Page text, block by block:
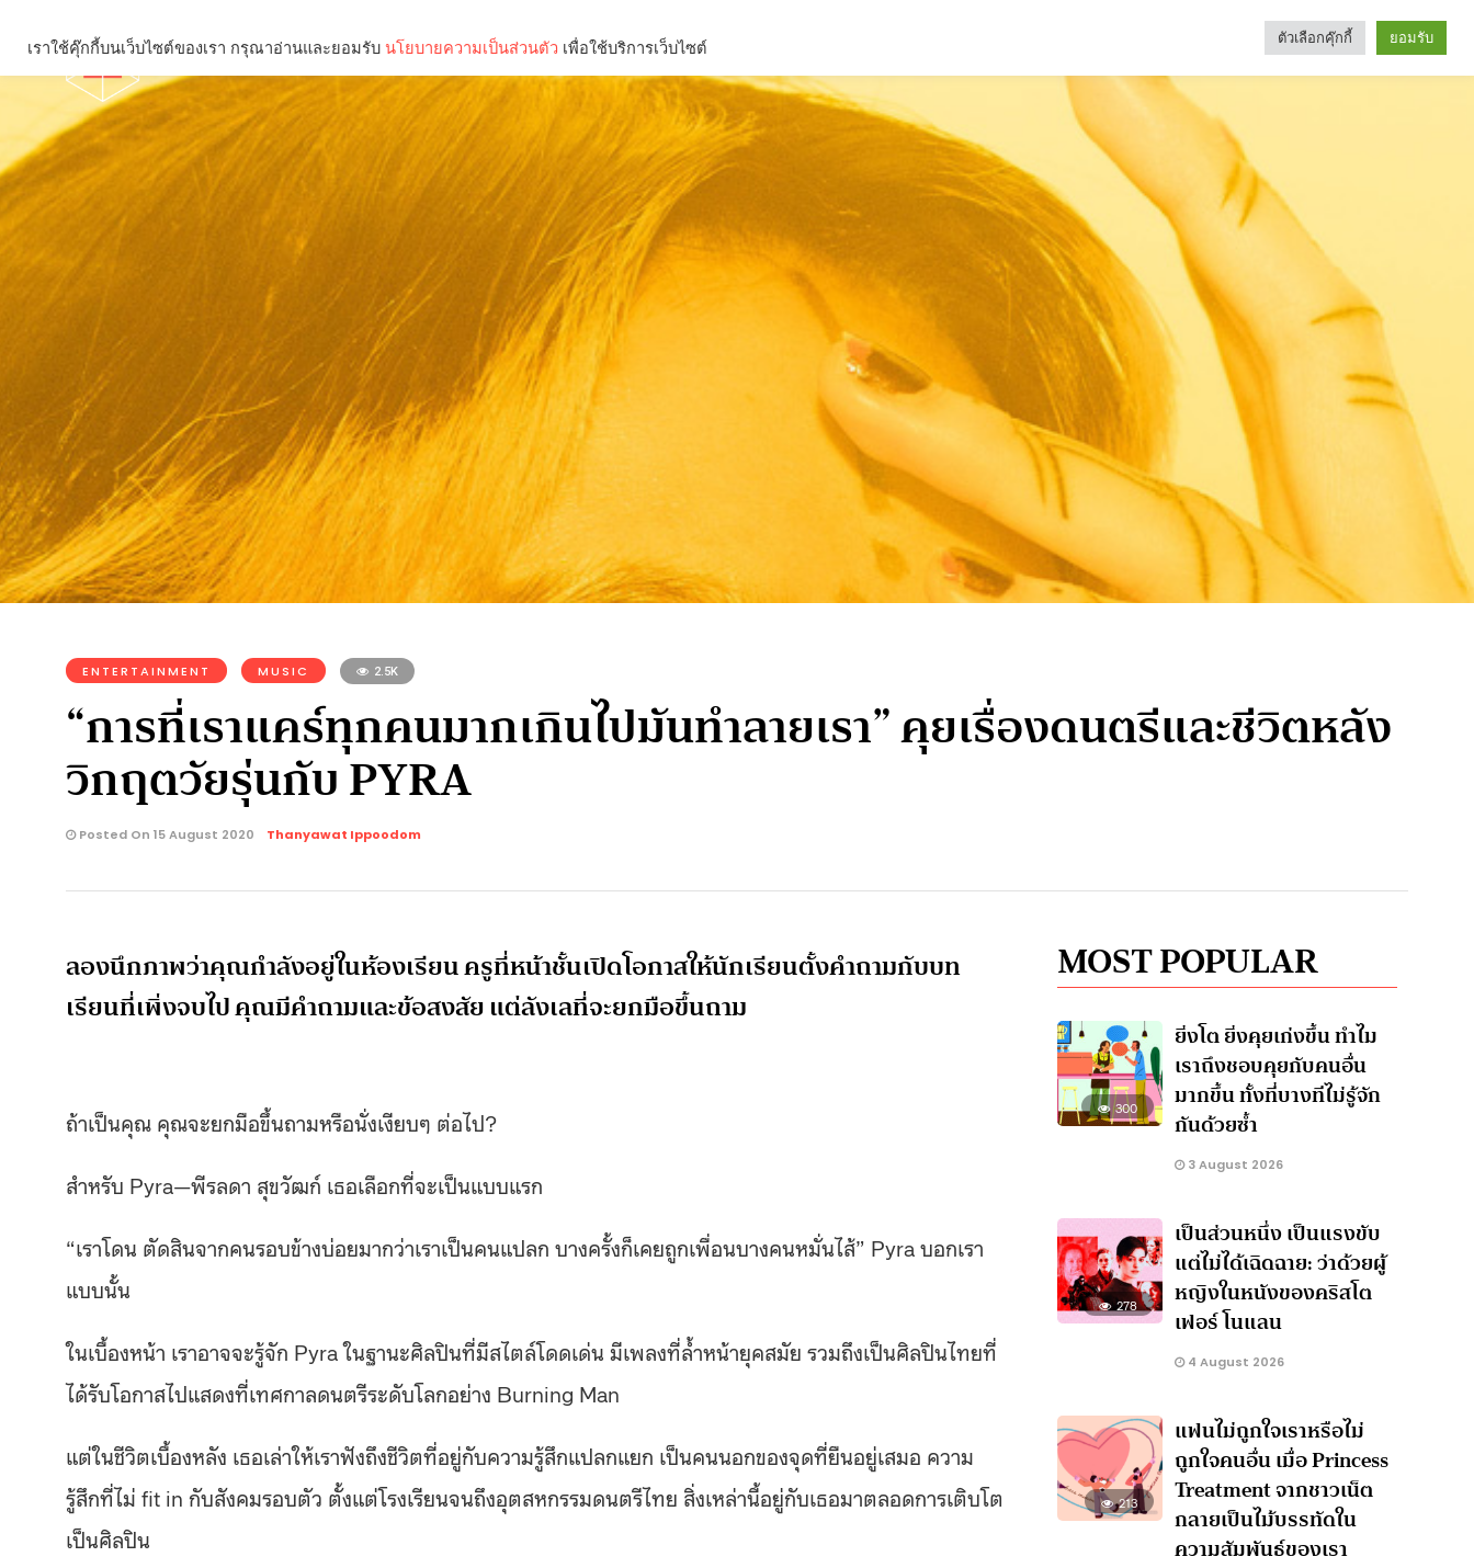
Categories
คุณกำลังอ่าน:
ENTERTAINMENT MUSIC 2.5K
“การที่เราแคร์ทุกคนมากเกินไปมันทำลายเรา” คุยเรื่องดนตรีและชีวิตหลัง
วิกฤตวัยรุ่นกับ PYRA
Posted On 15 August 2020 Thanyawat Ippoodom
ลองนึกภาพว่าคุณกำลังอยู่ในห้องเรียน ครูที่หน้าชั้นเปิดโอกาสให้นักเรียนตั้งคำถามกับบท
เรียนที่เพิ่งจบไป คุณมีคำถามและข้อสงสัย แต่ลังเลที่จะยกมือขึ้นถาม
ถ้าเป็นคุณ คุณจะยกมือขึ้นถามหรือนั่งเงียบๆ ต่อไป?
สำหรับ Pyra—พีรลดา สุขวัฒก์ เธอเลือกที่จะเป็นแบบแรก
“เราโดน ตัดสินจากคนรอบข้างบ่อยมากว่าเราเป็นคนแปลก บางครั้งก็เคยถูกเพื่อนบางคนหมั่นไส้” Pyra บอกเรา
แบบนั้น
ในเบื้องหน้า เราอาจจะรู้จัก Pyra ในฐานะศิลปินที่มีสไตล์โดดเด่น มีเพลงที่ล้ำหน้ายุคสมัย รวมถึงเป็นศิลปินไทยที่
ได้รับโอกาสไปแสดงที่เทศกาลดนตรีระดับโลกอย่าง Burning Man
แต่ในชีวิตเบื้องหลัง เธอเล่าให้เราฟังถึงชีวิตที่อยู่กับความรู้สึกแปลกแยก เป็นคนนอกของจุดที่ยืนอยู่เสมอ ความ
รู้สึกที่ไม่ fit in กับสังคมรอบตัว ตั้งแต่โรงเรียนจนถึงอุตสหกรรมดนตรีไทย สิ่งเหล่านี้อยู่กับเธอมาตลอดการเติบโต
เป็นศิลปิน
MOST POPULAR
300
ยิ่งโต ยิ่งคุยเก่งขึ้น ทำไม
เราถึงชอบคุยกับคนอื่น
มากขึ้น ทั้งที่บางทีไม่รู้จัก
กันด้วยซ้ำ
3 August 2026
278
เป็นส่วนหนึ่ง เป็นแรงขับ
แต่ไม่ได้เฉิดฉาย: ว่าด้วยผู้
หญิงในหนังของคริสโต
เฟอร์ โนแลน
4 August 2026
213
แฟนไม่ถูกใจเราหรือไม่
ถูกใจคนอื่น เมื่อ Princess
Treatment จากชาวเน็ต
กลายเป็นไม้บรรทัดใน
ความสัมพันธ์ของเรา
เราใช้คุ๊กกี้บนเว็บไซต์ของเรา กรุณาอ่านและยอมรับ นโยบายความเป็นส่วนตัว เพื่อใช้บริการเว็บไซต์ ตัวเลือกคุ๊กกี้ ยอมรับ